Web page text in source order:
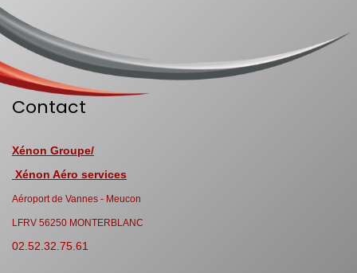
Contact
Xénon Groupe/
Xénon Aéro services
Aéroport de Vannes - Meucon
LFRV 56250 MONTERBLANC
02.52.32.75.61